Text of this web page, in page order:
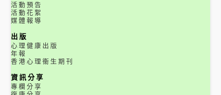
活動預告
活動花絮
媒體報導
出版
心理健康出版
年報
香港心理衞生期刊
資訊分享
專欄分享